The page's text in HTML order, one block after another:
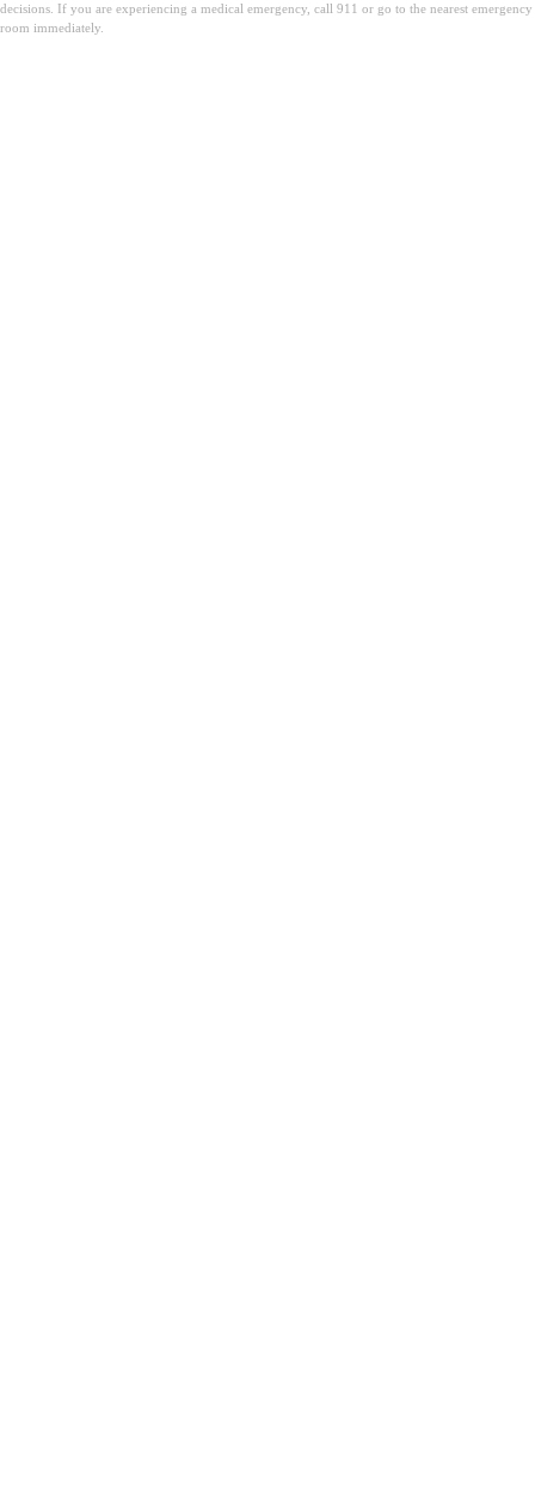
decisions. If you are experiencing a medical emergency, call 911 or go to the nearest emergency
room immediately.